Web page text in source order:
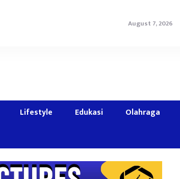
August 7, 2026
Lifestyle Edukasi
Olahraga